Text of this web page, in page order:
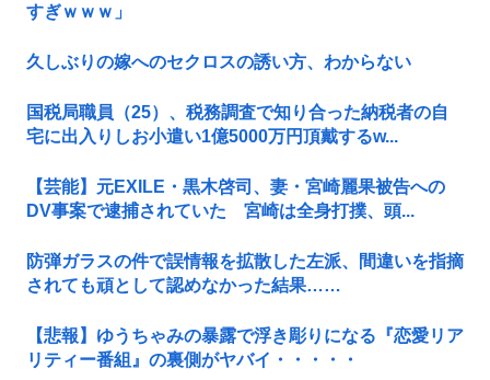
すぎｗｗｗ」
久しぶりの嫁へのセクロスの誘い方、わからない
国税局職員（25）、税務調査で知り合った納税者の自
宅に出入りしお小遣い1億5000万円頂戴するw...
【芸能】元EXILE・黒木啓司、妻・宮崎麗果被告への
DV事案で逮捕されていた 宮崎は全身打撲、頭...
防弾ガラスの件で誤情報を拡散した左派、間違いを指摘
されても頑として認めなかった結果……
【悲報】ゆうちゃみの暴露で浮き彫りになる『恋愛リア
リティー番組』の裏側がヤバイ・・・・・